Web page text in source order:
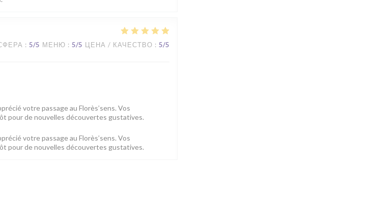
: 5/5 МЕНЮ : 5/5 ЦЕНА / КАЧЕСТВО : 5/5
votre passage au Florès’sens. Vos
pour de nouvelles découvertes gustatives.
votre passage au Florès’sens. Vos
pour de nouvelles découvertes gustatives.